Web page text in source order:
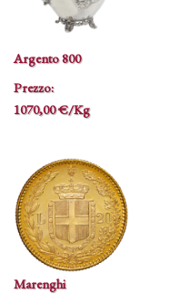
Argento 800
Prezzo:
1070,00 €/Kg
Marenghi